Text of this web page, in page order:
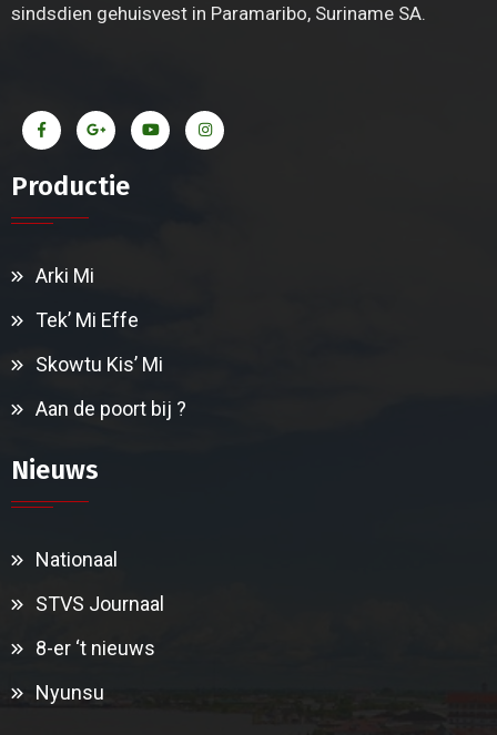
sindsdien gehuisvest in Paramaribo, Suriname SA.
Productie
Arki Mi
Tek’ Mi Effe
Skowtu Kis’ Mi
Aan de poort bij ?
Nieuws
Nationaal
STVS Journaal
8-er ‘t nieuws
Nyunsu